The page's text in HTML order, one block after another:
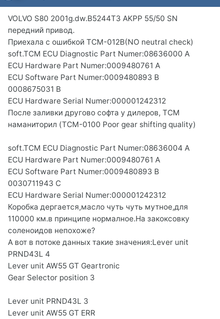
VOLVO S80 2001g.dw.B5244T3 AKPP 55/50 SN
передний привод.
Приехала с ошибкой TCM-012B(NO neutral check)
soft.TCM ECU Diagnostic Part Numer:08636000 A
ECU Hardware Part Numer:0009480761 A
ECU Software Part Numer:0009480893 B
0008675031 B
ECU Hardware Serial Numer:000001242312
После заливки другово софта у дилеров, TCM
наманиторил (TCM-0100 Poor gear shifting quality)
soft.TCM ECU Diagnostic Part Numer:08636004 A
ECU Hardware Part Numer:0009480761 A
ECU Software Part Numer:0009480893 B
0030711943 C
ECU Hardware Serial Numer:000001242312
Коробка дергается,масло чуть чуть мутное,для
110000 км.в принципе нормалное.На закоксовку
соленоидов непохоже?
А вот в потоке данных такие значения:Lever unit
PRND43L 4
Lever unit AW55 GT Geartronic
Gear Selector position 3
Lever unit PRND43L 3
Lever unit AW55 GT ERR